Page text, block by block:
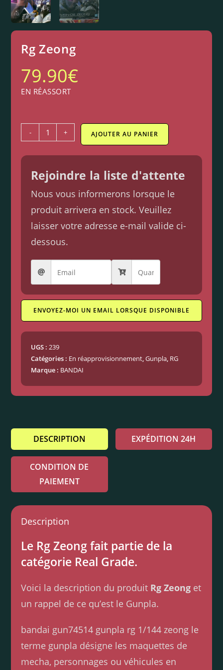
Rg Zeong
79.90€
EN RÉASSORT
- + AJOUTER AU PANIER
Rejoindre la liste d'attente
Nous vous informerons lorsque le
produit arrivera en stock. Veuillez
laisser votre adresse e-mail valide ci-
dessous.
ENVOYEZ-MOI UN EMAIL LORSQUE DISPONIBLE
UGS :239
Catégories : En réapprovisionnement,Gunpla, RG
Marque : BANDAI
DESCRIPTION EXPÉDITION 24H
CONDITION DE
PAIEMENT
Description
Le Rg Zeong fait partie de la
catégorie Real Grade.
Voici la description du produit Rg Zeong et
un rappel de ce qu’est le Gunpla.
bandai gun74514 gunpla rg 1/144 zeong le
terme gunpla désigne les maquettes de
mecha, personnages ou véhicules en